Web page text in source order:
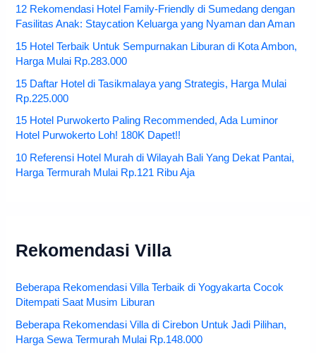
12 Rekomendasi Hotel Family-Friendly di Sumedang dengan
Fasilitas Anak: Staycation Keluarga yang Nyaman dan Aman
15 Hotel Terbaik Untuk Sempurnakan Liburan di Kota Ambon,
Harga Mulai Rp.283.000
15 Daftar Hotel di Tasikmalaya yang Strategis, Harga Mulai
Rp.225.000
15 Hotel Purwokerto Paling Recommended, Ada Luminor
Hotel Purwokerto Loh! 180K Dapet!!
10 Referensi Hotel Murah di Wilayah Bali Yang Dekat Pantai,
Harga Termurah Mulai Rp.121 Ribu Aja
Rekomendasi Villa
Beberapa Rekomendasi Villa Terbaik di Yogyakarta Cocok
Ditempati Saat Musim Liburan
Beberapa Rekomendasi Villa di Cirebon Untuk Jadi Pilihan,
Harga Sewa Termurah Mulai Rp.148.000